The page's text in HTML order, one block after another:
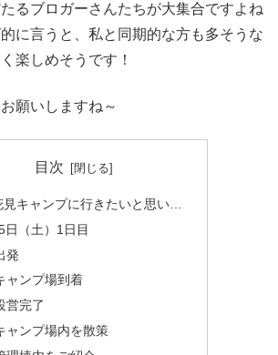
るブロガーさんたちが大集合ですよね
に言うと、私と同期的な方も多そうな
楽しめそうです！
願いしますね～
目次
見キャンプに行きたいと思い…
日（土）1日目
発
ャンプ場到着
営完了
ャンプ場内を散策